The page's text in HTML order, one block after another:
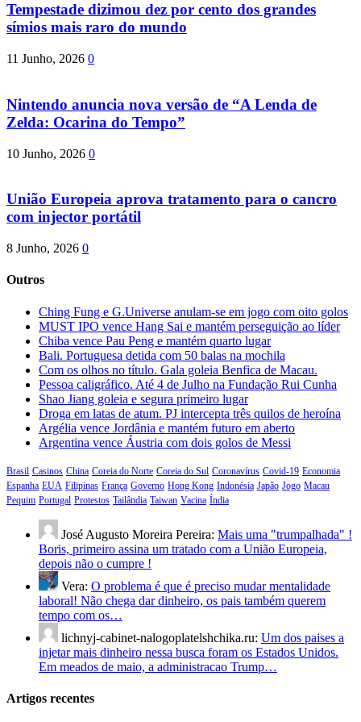
Tempestade dizimou dez por cento dos grandes
símios mais raro do mundo
11 Junho, 2026 0
Nintendo anuncia nova versão de “A Lenda de
Zelda: Ocarina do Tempo”
10 Junho, 2026 0
União Europeia aprova tratamento para o cancro
com injector portátil
8 Junho, 2026 0
Outros
Ching Fung e G.Universe anulam-se em jogo com oito golos
MUST IPO vence Hang Sai e mantém perseguição ao líder
Chiba vence Pau Peng e mantém quarto lugar
Bali. Portuguesa detida com 50 balas na mochila
Com os olhos no título. Gala goleia Benfica de Macau.
Pessoa caligráfico. Até 4 de Julho na Fundação Rui Cunha
Shao Jiang goleia e segura primeiro lugar
Droga em latas de atum. PJ intercepta três quilos de heroína
Argélia vence Jordânia e mantém futuro em aberto
Argentina vence Áustria com dois golos de Messi
Brasil Casinos China Coreia do Norte Coreia do Sul Coronavírus Covid-19 Economia
Espanha EUA Filipinas França Governo Hong Kong Indonésia Japão Jogo Macau
Pequim Portugal Protestos Tailândia Taiwan Vacina Índia
José Augusto Moreira Pereira: Mais uma "trumpalhada" !
Boris, primeiro assina um tratado com a União Europeia,
depois não o cumpre !
Vera: O problema é que é preciso mudar mentalidade
laboral! Não chega dar dinheiro, os pais também querem
tempo com os…
lichnyj-cabinet-nalogoplatelshchika.ru: Um dos paises a
injetar mais dinheiro nessa busca foram os Estados Unidos.
Em meados de maio, a administracao Trump…
Artigos recentes